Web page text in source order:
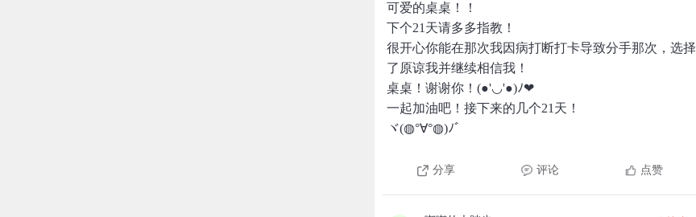
可爱的桌桌！！
下个21天请多多指教！
很开心你能在那次我因病打断打卡导致分手那次，选择
了原谅我并继续相信我！
桌桌！谢谢你！(●'◡'●)ﾉ❤
一起加油吧！接下来的几个21天！
ヾ(◍°∀°◍)ﾉﾞ
分享 评论 点赞